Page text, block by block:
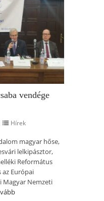
vendége
Hírek
magyar hőse,
lelkipásztor,
Református
az Európai
Magyar Nemzeti